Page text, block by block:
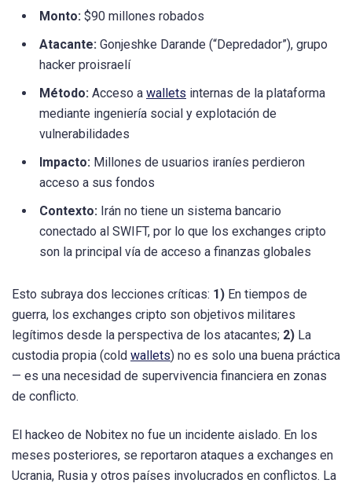
Monto: $90 millones robados
Atacante: Gonjeshke Darande (“Depredador”), grupo
hacker proisraelí
Método: Acceso a wallets internas de la plataforma
mediante ingeniería social y explotación de
vulnerabilidades
Impacto: Millones de usuarios iraníes perdieron
acceso a sus fondos
Contexto: Irán no tiene un sistema bancario
conectado al SWIFT, por lo que los exchanges cripto
son la principal vía de acceso a finanzas globales
Esto subraya dos lecciones críticas: 1) En tiempos de
guerra, los exchanges cripto son objetivos militares
legítimos desde la perspectiva de los atacantes; 2) La
custodia propia (cold wallets) no es solo una buena práctica
— es una necesidad de supervivencia financiera en zonas
de conflicto.
El hackeo de Nobitex no fue un incidente aislado. En los
meses posteriores, se reportaron ataques a exchanges en
Ucrania, Rusia y otros países involucrados en conflictos. La